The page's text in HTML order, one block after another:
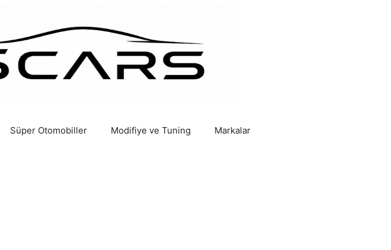
Süper Otomobiller Modifiye ve Tuning Markalar